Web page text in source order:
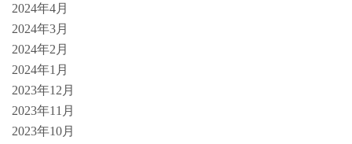
2024年4月
2024年3月
2024年2月
2024年1月
2023年12月
2023年11月
2023年10月